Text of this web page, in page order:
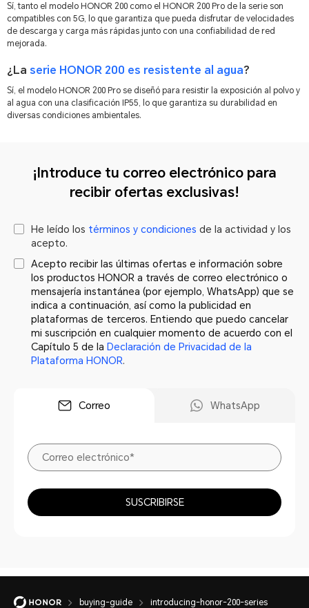
Sí, tanto el modelo HONOR 200 como el HONOR 200 Pro de la serie son
compatibles con 5G, lo que garantiza que pueda disfrutar de velocidades
de descarga y carga más rápidas junto con una confiabilidad de red
mejorada.
¿La serie HONOR 200 es resistente al agua?
Sí, el modelo HONOR 200 Pro se diseñó para resistir la exposición al polvo y
al agua con una clasificación IP55, lo que garantiza su durabilidad en
diversas condiciones ambientales.
¡Introduce tu correo electrónico para
recibir ofertas exclusivas!
He leído los términos y condiciones de la actividad y los
acepto.
Acepto recibir las últimas ofertas e información sobre
los productos HONOR a través de correo electrónico o
mensajería instantánea (por ejemplo, WhatsApp) que se
indica a continuación, así como la publicidad en
plataformas de terceros. Entiendo que puedo cancelar
mi suscripción en cualquier momento de acuerdo con el
Capítulo 5 de la Declaración de Privacidad de la
Plataforma HONOR.
Correo WhatsApp
SUSCRIBIRSE
buying-guide introducing-honor-200-series